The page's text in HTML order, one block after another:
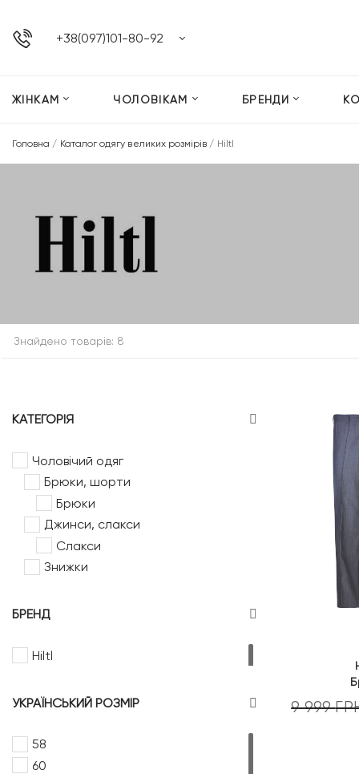
+38(097)101-80-92
ЖІНКАМ ЧОЛОВІКАМ БРЕНДИ
Головна / Каталог одягу великих розмірів / Hiltl
Знайдено товарів: 8
КАТЕГОРІЯ
Чоловічий одяг
Брюки, шорти
Брюки
Джинси, слакси
Слакси
Знижки
БРЕНД
Hiltl
УКРАЇНСЬКИЙ РОЗМІР
58
60
9 999